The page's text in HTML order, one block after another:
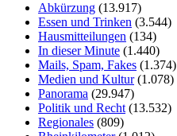
Abkürzung (13.917)
Essen und Trinken (3.544)
Hausmitteilungen (134)
In dieser Minute (1.440)
Mails, Spam, Fakes (1.374)
Medien und Kultur(1.078)
Panorama (29.947)
Politik und Recht (13.532)
Regionales (809)